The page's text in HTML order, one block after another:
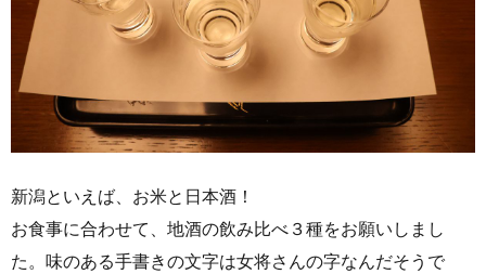
新潟といえば、お米と日本酒！
お食事に合わせて、地酒の飲み比べ３種をお願いしまし
た。味のある手書きの文字は女将さんの字なんだそうで